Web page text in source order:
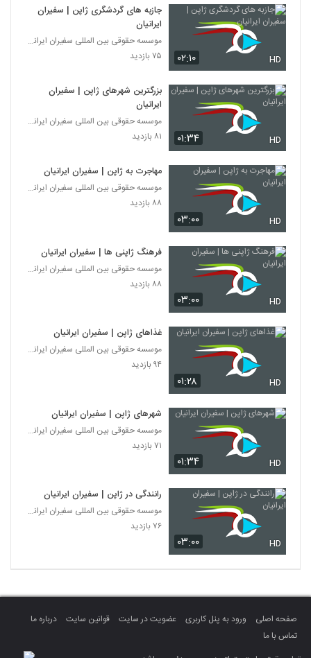
۰۲:۱۰ HD
جازبه های گردشگری ژاپن | سفیران
ایرانیان
موسسه حقوقی بین المللی سفیران ایرانیان
۷۵ بازدید
۰۱:۳۴ HD
بزرگترین شهرهای ژاپن | سفیران
ایرانیان
موسسه حقوقی بین المللی سفیران ایرانیان
۸۱ بازدید
۰۳:۰۰ HD
مهاجرت به ژاپن | سفیران ایرانیان
موسسه حقوقی بین المللی سفیران ایرانیان
۸۸ بازدید
۰۳:۰۰ HD
فرهنگ ژاپنی ها | سفیران ایرانیان
موسسه حقوقی بین المللی سفیران ایرانیان
۸۸ بازدید
۰۱:۲۸ HD
غذاهای ژاپن | سفیران ایرانیان
موسسه حقوقی بین المللی سفیران ایرانیان
۹۴ بازدید
۰۱:۳۴ HD
شهرهای ژاپن | سفیران ایرانیان
موسسه حقوقی بین المللی سفیران ایرانیان
۷۱ بازدید
۰۳:۰۰ HD
رانندگی در ژاپن | سفیران ایرانیان
موسسه حقوقی بین المللی سفیران ایرانیان
۷۶ بازدید
صفحه اصلی ورود به پنل کاربری عضویت در سایت قوانین سایت
درباره ما
تماس با ما